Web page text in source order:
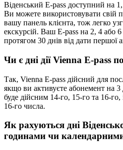
Віденський E-pass доступний на 1,
Ви можете використовувати свій
вашу панель клієнта, тож легко
екскурсій. Ваш E-pass на 2, 4 або 6
протягом 30 днів від дати першої
Чи є дні дії Vienna E-pass
Так, Vienna E-pass дійсний для
якщо ви активуєте абонемент на 3
буде дійсним 14-го, 15-го та 16-го,
16-го числа.
Як рахуються дні
годинами чи